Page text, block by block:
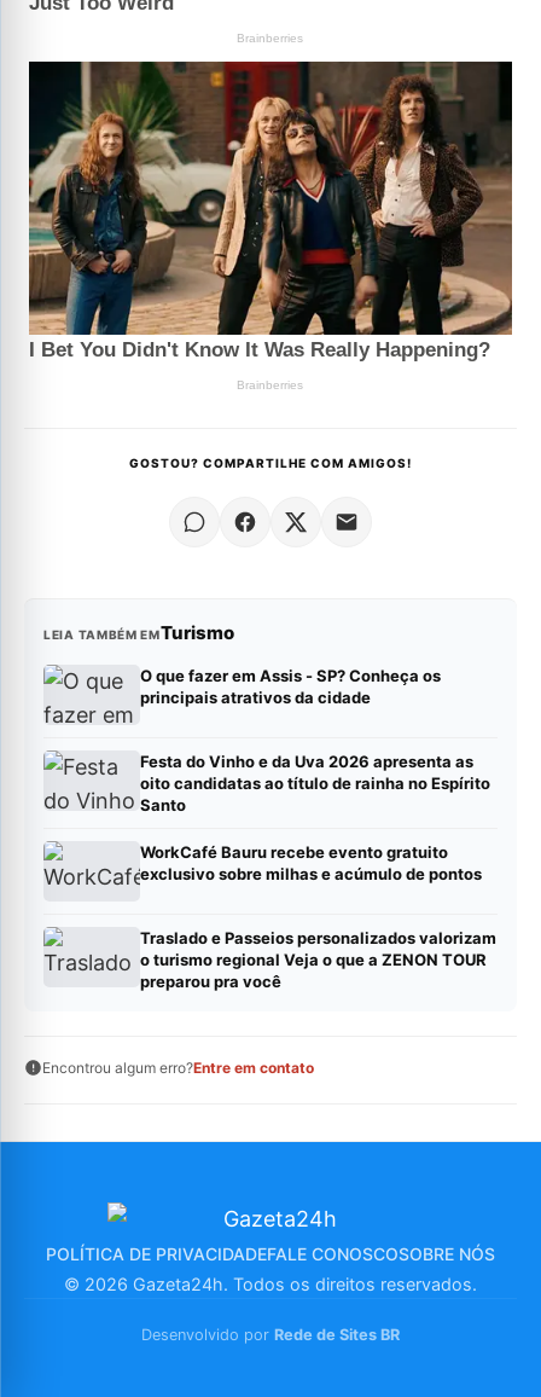
GOSTOU? COMPARTILHE COM AMIGOS!
LEIA TAMBÉM EMTurismo
O que fazer em Assis - SP? Conheça os
principais atrativos da cidade
Festa do Vinho e da Uva 2026 apresenta as
oito candidatas ao título de rainha no Espírito
Santo
WorkCafé Bauru recebe evento gratuito
exclusivo sobre milhas e acúmulo de pontos
Traslado e Passeios personalizados valorizam
o turismo regional Veja o que a ZENON TOUR
preparou pra você
Encontrou algum erro?Entre em contato
POLÍTICA DE PRIVACIDADEFALE CONOSCOSOBRE NÓS
© 2026 Gazeta24h. Todos os direitos reservados.
Desenvolvido por Rede de Sites BR